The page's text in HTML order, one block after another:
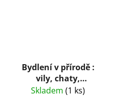
Bydlení v přírodě :
vily, chaty,
weekendy, úsporné
Skladem (1 ks)